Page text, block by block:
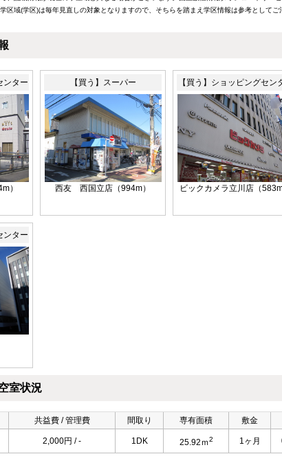
区域(学区)は毎年見直しの対象となりますので、そちらを踏まえ学区情報は参考としてご
ンター
）
【買う】スーパー
西友 西国立店（994m）
【買う】ショッピングセン
ビックカメラ立川店（583m
ンター
室状況
共益費 / 管理費 間取り 専有面積 敷金
2,000円 / - 1DK 25.92ｍ2 1ヶ月